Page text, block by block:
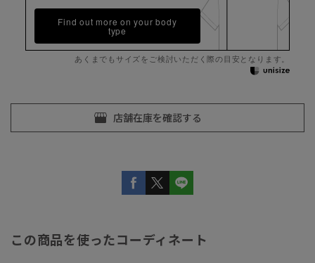
Find out more on your body
type
あくまでもサイズをご検討いただく際の目安となります。
この商品を使ったコーディネート